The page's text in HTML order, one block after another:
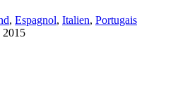
, Espagnol, Italien, Portugais
2015